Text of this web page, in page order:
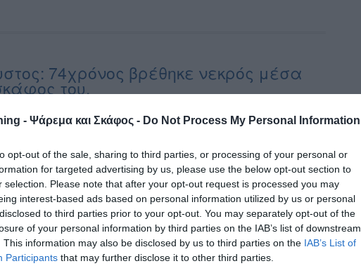
- Ψάρεμα και Σκάφος - Do Not Process My Personal Information
opt-out of the sale, sharing to third parties, or processing of your personal or
for targeted advertising by us, please use the below opt-out section to
selection. Please note that after your opt-out request is processed you may
interest-based ads based on personal information utilized by us or personal
to third parties prior to your opt-out. You may separately opt-out of the
of your personal information by third parties on the IAB’s list of downstream
This information may also be disclosed by us to third parties on the IAB’s List of
Participants that may further disclose it to other third parties.
74χρόνος βρέθηκε νεκρός μέσα
του.
το πρωί της περασμένης Κυριακής. Πιο συγκεκριμένα,
χωρίς τις αισθήσεις του σε Ι/Φ σκάφος σημαίας Πολωνίας, το
στον λιμένα Καρύστου. Άμεσα στην περιοχή μετέβησαν
οικείας Λιμενικής Αρχής, όπου εντόπισαν στο κατάστρωμα